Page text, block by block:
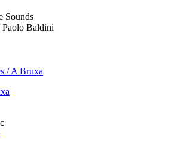
Sounds
Baldini